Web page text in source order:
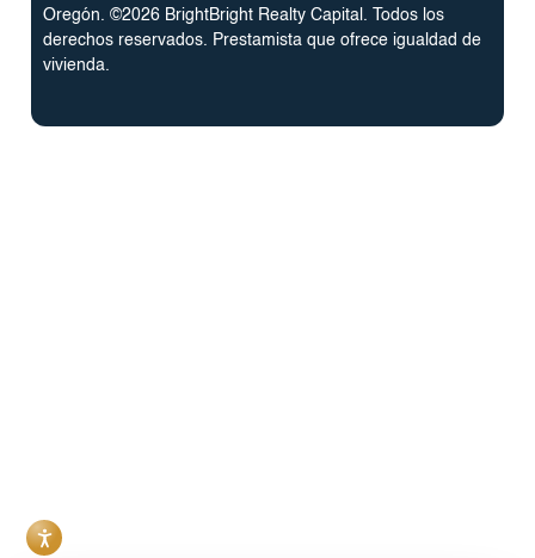
Oregón. ©2026 BrightBright Realty Capital. Todos los
derechos reservados. Prestamista que ofrece igualdad de
vivienda.